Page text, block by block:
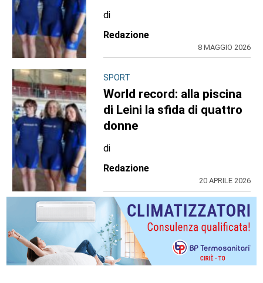
di
Redazione
8 MAGGIO 2026
SPORT
World record: alla piscina
di Leini la sfida di quattro
donne
di
Redazione
20 APRILE 2026